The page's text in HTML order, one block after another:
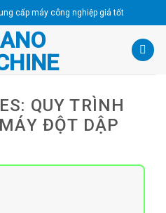
cấp máy công nghiệp giá tốt
QUY TRÌNH
ĐỘT DẬP